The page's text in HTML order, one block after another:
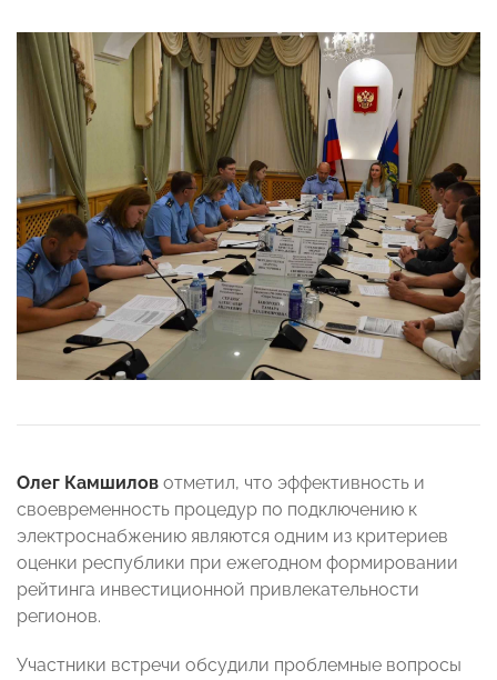
Олег Камшилов отметил, что эффективность и
своевременность процедур по подключению к
электроснабжению являются одним из критериев
оценки республики при ежегодном формировании
рейтинга инвестиционной привлекательности
регионов.
Участники встречи обсудили проблемные вопросы